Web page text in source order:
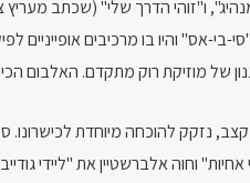
בי-אס" והיו בו מרכיבים
של מוזיקת רוק מתקדם. האלבום
קצב, נזקק להוכחה מיוחדת